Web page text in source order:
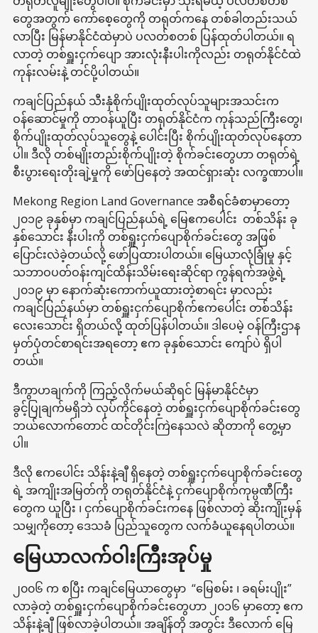
တွေအတွက် ကော်စေ့တွေကို တရုတ်ကနေ တစ်ခါတည်းသယ်
လာပြီး မြန်မာနိုင်ငံထဲမှာပဲ ပလတ်စတစ် ပြန်ထုတ်ပါတယ်။ ရ
လာတဲ့ တစ်ရှူးငှက်ပျော အားလုံးနီးပါးကိုလည်း တရုတ်နိုင်ငံထဲ
ကုန်းလမ်းနဲ့ တင်ပို့ပါတယ်။
ကချင်ပြည်နယ် သီးနှံစိုက်ပျိုးထုတ်လုပ်သူများအသင်းက
ဝန်ဆောင်မှုကို တာဝန်ယူပြီး တရုတ်နိုင်ငံက ကုန်သည်ကြီးတွေ၊
စိုက်ပျိုးထုတ်လုပ်သူတွေနဲ့ ပေါင်းပြီး စိုက်ပျိုးထုတ်လုပ်နေတာ
ပါ။ ဒီလို တစ်မျိုးတည်းစိုက်ပျိုးတဲ့ စိုက်ခင်းတွေဟာ တရုတ်ရဲ့
စီးပွားရေးတိုးချဲ့မှုကို ဖော်ပြနေတဲ့ အထင်ရှားဆုံး လက္ခဏာပါ။
Mekong Region Land Governance အစီရင်ခံစာမှာတော့
၂၀၁၉ ခုနှစ်မှာ ကချင်ပြည်နယ်ရဲ့ မြေဧကပေါင်း တစ်သိန်း ခု
နှစ်သောင်း နီးပါးကို တစ်ရှူးငှက်ပျောစိုက်ခင်းတွေ အဖြစ်
ပြောင်းလဲခဲ့တယ်လို့ ဖော်ပြထားပါတယ်။ မြေယာလုံခြုံမှု နှင့်
သဘာဝပတ်ဝန်းကျင်ထိန်းသိမ်းရေးဆိုင်ရာ ကွန်ရက်အဖွဲ့ရဲ့
၂၀၁၉ မှာ နောက်ဆုံးကောက်ယူထားတဲ့စာရင်း မှာလည်း
ကချင်ပြည်နယ်မှာ တစ်ရှူးငှက်ပျောစိုက်ဧကပေါင်း တစ်သိန်း
လေးသောင်း ရှိတယ်လို့ ထုတ်ပြန်ပါတယ်။ ဒါပေမဲ့ ဝန်ကြီးဌာန
မှတ်ပုံတင်စာရင်းအရတော့ ဧက ခုနှစ်သောင်း ကျော်ပဲ ရှိပါ
တယ်။
ဒီကွာဟချက်ကို ကြည့်လိုက်မယ်ဆိုရင် မြန်မာနိုင်ငံမှာ
ခွင့်ပြုချက်မရှိဘဲ လုပ်ကိုင်နေတဲ့ တစ်ရှူးငှက်ပျောစိုက်ခင်းတွေ
ဘယ်လောက်တောင် ထင်တိုင်းကြဲနေသလဲ ဆိုတာကို တွေ့မှာ
ပါ။
ဒီလို ဧကပေါင်း သိန်းနဲ့ချီ ရှိနေတဲ့ တစ်ရှူးငှက်ပျောစိုက်ခင်းတွေ
ရဲ့ အကျိုးအမြတ်ကို တရုတ်နိုင်ငံနဲ့ ငှက်ပျောစိုက်ကုမ္ပဏီကြီး
တွေက ယူပြီး ၊ ငှက်ပျောစိုက်ခင်းကနေ ဖြစ်လာတဲ့ ဆိုးကျိုးမှန်
သမျှကိုတော့ ဒေသခံ ပြည်သူတွေက လက်ခံယူနေရပါတယ်။
မြေယာလက်ဝါးကြီးအုပ်မှု
၂၀၀၆ က စပြီး ကချင်မြေယာတွေမှာ “မြေစမ်း ၊ ခရမ်းပျိုး”
လာခဲ့တဲ့ တစ်ရှူးငှက်ပျောစိုက်ခင်းတွေဟာ ၂၀၁၆ မှာတော့ ဧက
သိန်းနဲ့ချီ ဖြစ်လာခဲ့ပါတယ်။ အချိန်တို အတွင်း ဒီလောက် မြေ